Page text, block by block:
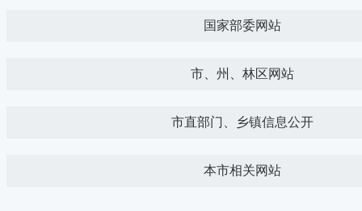
国家部委网站
市、州、林区网站
市直部门、乡镇信息公开
本市相关网站